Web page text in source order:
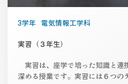
3学年 電気情報工学科
実習（３年生）
実習は、座学で培った知識と連
深める授業です。実習には６つ